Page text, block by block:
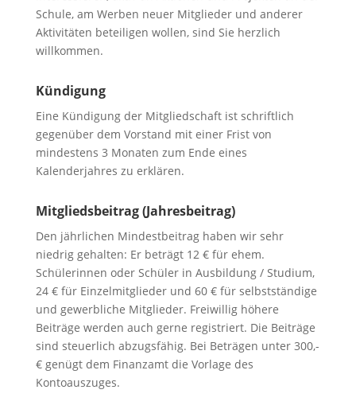
Schule, am Werben neuer Mitglieder und anderer
Aktivitäten beteiligen wollen, sind Sie herzlich
willkommen.
Kündigung
Eine Kündigung der Mitgliedschaft ist schriftlich
gegenüber dem Vorstand mit einer Frist von
mindestens 3 Monaten zum Ende eines
Kalenderjahres zu erklären.
Mitgliedsbeitrag (Jahresbeitrag)
Den jährlichen Mindestbeitrag haben wir sehr
niedrig gehalten: Er beträgt 12 € für ehem.
Schülerinnen oder Schüler in Ausbildung / Studium,
24 € für Einzelmitglieder und 60 € für selbstständige
und gewerbliche Mitglieder. Freiwillig höhere
Beiträge werden auch gerne registriert. Die Beiträge
sind steuerlich abzugsfähig. Bei Beträgen unter 300,-
€ genügt dem Finanzamt die Vorlage des
Kontoauszuges.